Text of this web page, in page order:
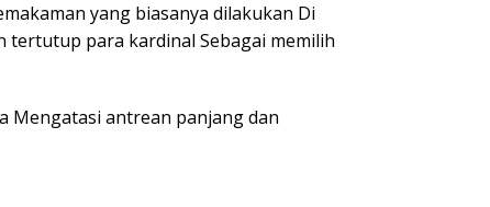
yang biasanya dilakukan Di
tertutup para kardinal Sebagai memilih
Mengatasi antrean panjang dan